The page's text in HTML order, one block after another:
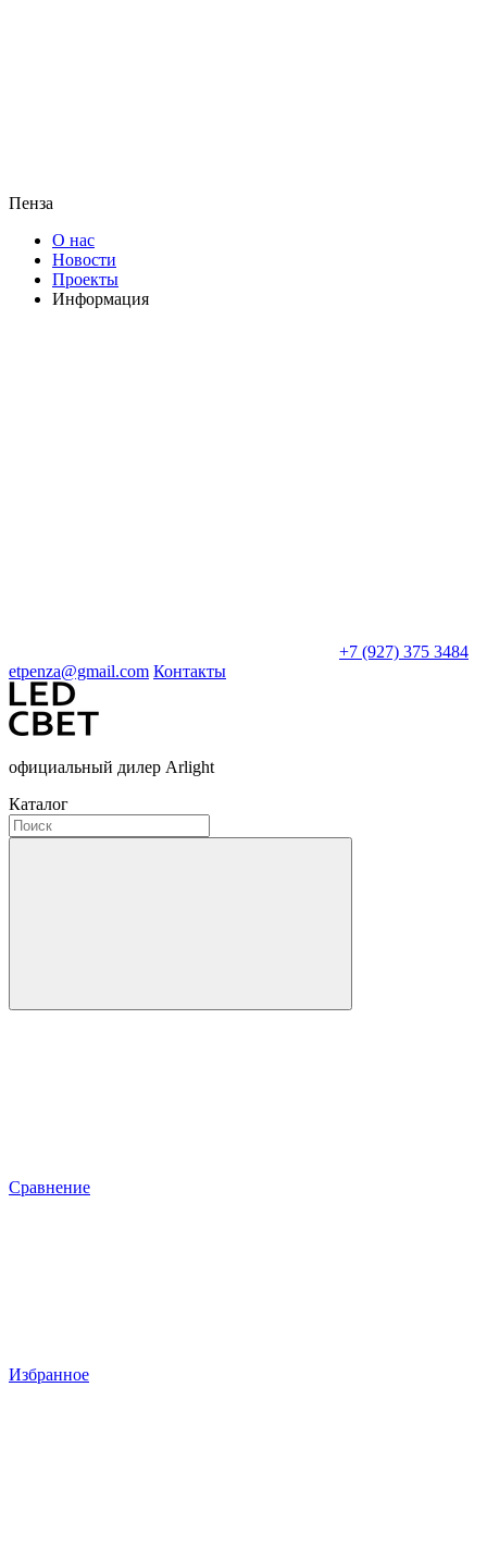
Пенза
О нас
Новости
Проекты
Информация
+7 (927) 375 3484
etpenza@gmail.com Контакты
официальный дилер Arlight
Каталог
Сравнение
Избранное